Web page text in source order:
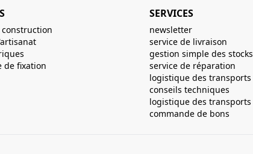
de fixation
SERVICES
newsletter
service de livraison
gestion simple des stocks
service de réparation
logistique des transports
conseils techniques
logistique des transports
commande de bons